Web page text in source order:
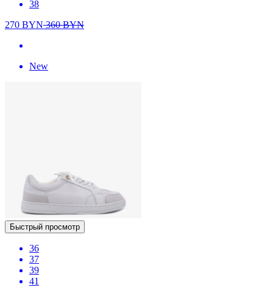
38
270 BYN360BYN
New
Быстрый просмотр
36
37
39
41